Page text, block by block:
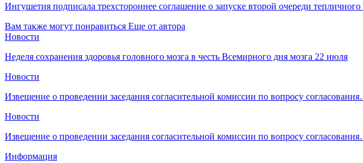
Ингушетия подписала трехстороннее соглашение о запуске второй очереди
Вам также могут понравиться Еще от автора
Новости
Неделя сохранения здоровья головного мозга в честь Всемирного дня мозга 22 июля
Новости
Извещение о проведении заседания согласительной комиссии по вопросу
Новости
Извещение о проведении заседания согласительной комиссии по вопросу
Информация